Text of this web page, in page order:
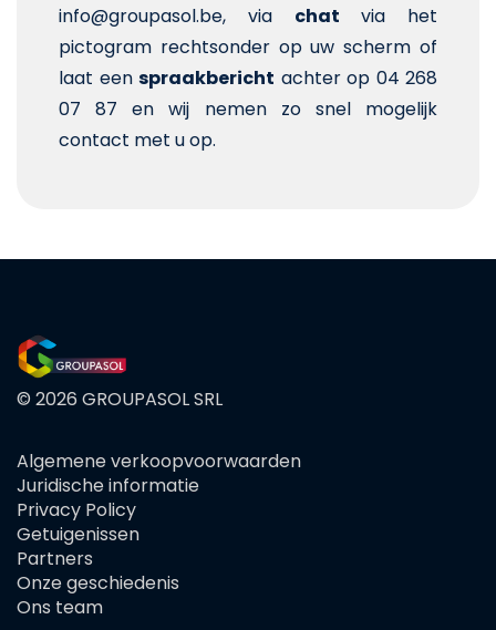
info@groupasol.be, via chat via het
pictogram rechtsonder op uw scherm of
laat een spraakbericht achter op 04 268
07 87 en wij nemen zo snel mogelijk
contact met u op.
© 2026 GROUPASOL SRL
FOOTER
MENU
Algemene verkoopvoorwaarden
Juridische informatie
Privacy Policy
Getuigenissen
Partners
Onze geschiedenis
Ons team